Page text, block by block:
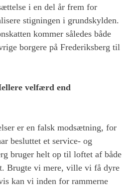
i en del år frem for
stigningen i grundskylden.
kommer således både
borgere på Frederiksberg til
velfærd end
er en falsk modsætning, for
besluttet et service- og
bruger helt op til loftet af både
Brugte vi mere, ville vi få dyre
kan vi inden for rammerne